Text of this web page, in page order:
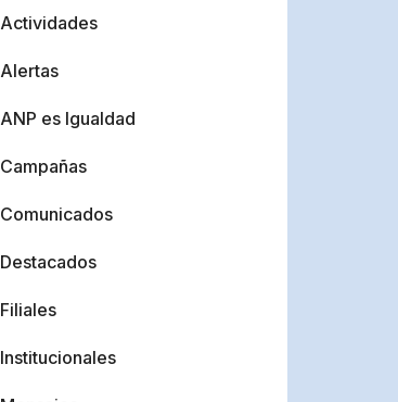
Actividades
Alertas
ANP es Igualdad
Campañas
Comunicados
Destacados
Filiales
Institucionales